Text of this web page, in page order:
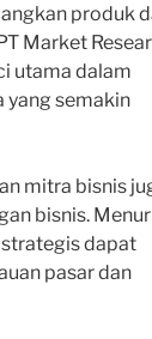
produk
Market
utama dalam
yang semakin
mitra bisnis
bisnis.
strategis dapat
pasar dan